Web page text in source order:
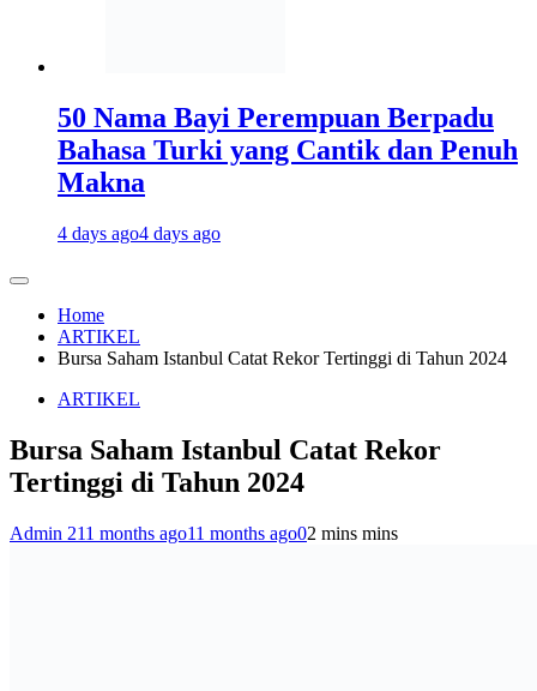
50 Nama Bayi Perempuan Berpadu
Bahasa Turki yang Cantik dan Penuh
Makna
4 days ago4 days ago
Home
ARTIKEL
Bursa Saham Istanbul Catat Rekor Tertinggi di Tahun 2024
ARTIKEL
Bursa Saham Istanbul Catat Rekor
Tertinggi di Tahun 2024
Admin 211 months ago11 months ago02 mins mins